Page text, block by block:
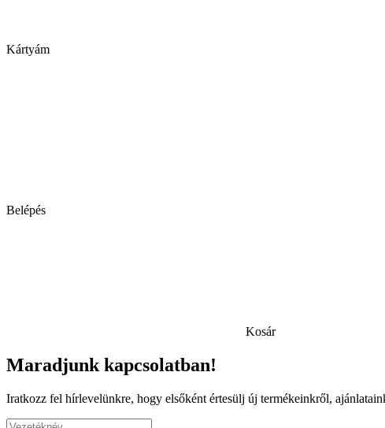
Kártyám
Belépés
Kosár
Maradjunk kapcsolatban!
Iratkozz fel hírlevelünkre, hogy elsőként értesülj új termékeinkről,